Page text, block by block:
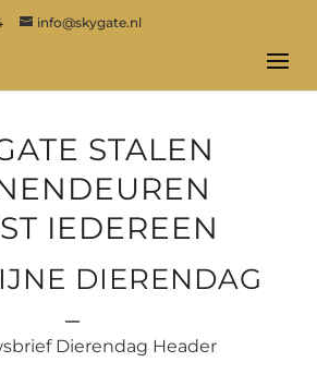
info@skygate.nl
STALEN
IEDEREEN
DIERENDAG
–